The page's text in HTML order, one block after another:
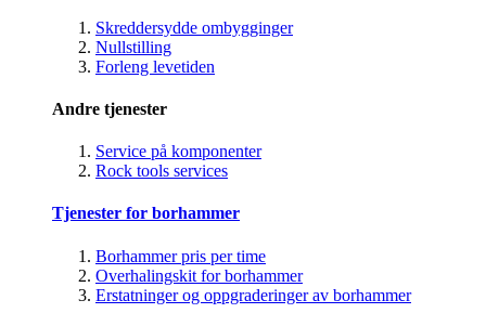
Skreddersydde ombygginger
Nullstilling
Forleng levetiden
Andre tjenester
Service på komponenter
Rock tools services
Tjenester for borhammer
Borhammer pris per time
Overhalingskit for borhammer
Erstatninger og oppgraderinger av borhammer